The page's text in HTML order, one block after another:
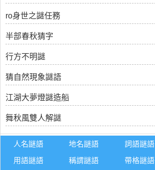
ro身世之謎任務
半部春秋猜字
行方不明謎
猜自然現象謎語
江湖大夢燈謎造船
舞秋風雙人解謎
人名謎語 地名謎語 詞語謎語
用語謎語
稱謂謎語 帶格謎語